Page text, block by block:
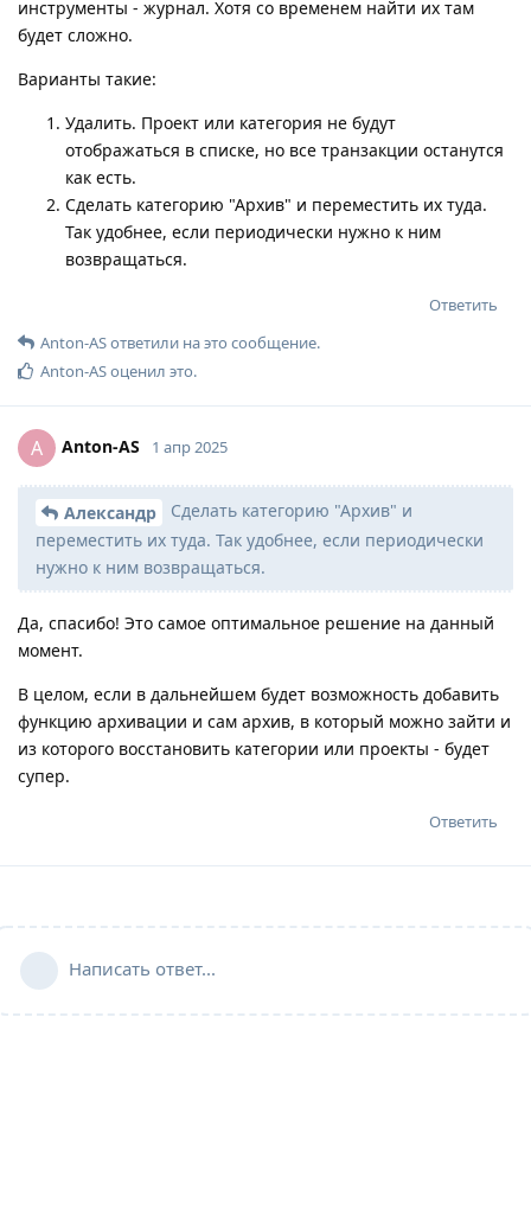
инструменты - журнал. Хотя со временем найти их там
будет сложно.
Варианты такие:
Удалить. Проект или категория не будут
отображаться в списке, но все транзакции останутся
как есть.
Сделать категорию "Архив" и переместить их туда.
Так удобнее, если периодически нужно к ним
возвращаться.
Ответить
Anton-ASответили на это сообщение.
Anton-ASоценил это.
A Anton-AS 1 апр 2025
Александр
Сделать категорию "Архив" и
переместить их туда. Так удобнее, если периодически
нужно к ним возвращаться.
Да, спасибо! Это самое оптимальное решение на данный
момент.
В целом, если в дальнейшем будет возможность добавить
функцию архивации и сам архив, в который можно зайти и
из которого восстановить категории или проекты - будет
супер.
Ответить
Написать ответ...